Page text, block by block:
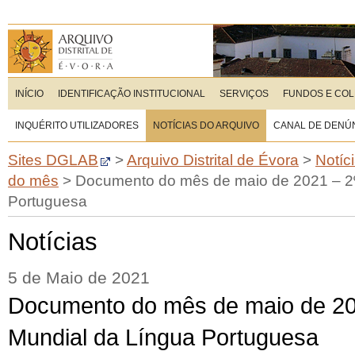
INÍCIO IDENTIFICAÇÃO INSTITUCIONAL SERVIÇOS FUNDOS E
INQUÉRITO UTILIZADORES NOTÍCIAS DO ARQUIVO CANAL DE
Sites DGLAB >Arquivo Distrital de Évora >
do mês > Documento do mês de maio de 2021 –
Portuguesa
Notícias
5 de Maio de 2021
Documento do mês de maio de
Mundial da Língua Portuguesa